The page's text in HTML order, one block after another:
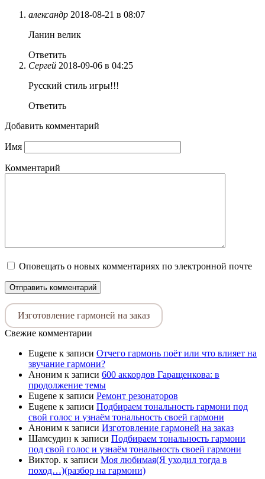
александр 2018-08-21 в 08:07
Ланин велик
Ответить
Сергей 2018-09-06 в 04:25
Русский стиль игры!!!
Ответить
Добавить комментарий
Имя
Комментарий
Оповещать о новых комментариях по электронной почте
Изготовление гармоней на заказ
Свежие комментарии
Eugene к записи Отчего гармонь поёт или что влияет на
звучание гармони?
Аноним к записи 600 аккордов Гаращенкова: в
продолжение темы
Eugene к записи Ремонт резонаторов
Eugene к записи Подбираем тональность гармони под
свой голос и узнаём тональность своей гармони
Аноним к записи Изготовление гармоней на заказ
Шамсудин к записи Подбираем тональность гармони
под свой голос и узнаём тональность своей гармони
Виктор. к записи Моя любимая(Я уходил тогда в
поход…)(разбор на гармони)